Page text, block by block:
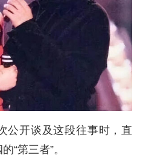
公开谈及这段往事时，直
“第三者”。